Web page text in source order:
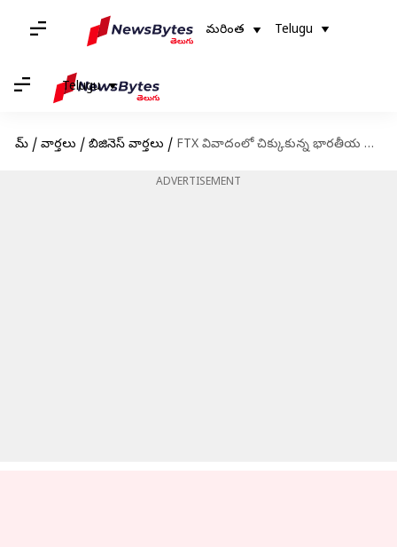
మరింత Telugu
Telugu
హోమ్ / వార్తలు / బిజినెస్ వార్తలు / FTX వివాదంలో చిక్కుకున్న భారతీయ సంతతికి చెందిన టెక్కీ నిషాద్ సింగ్
ADVERTISEMENT